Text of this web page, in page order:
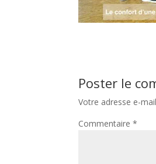
Poster le
Votre adresse e-
Commentaire*